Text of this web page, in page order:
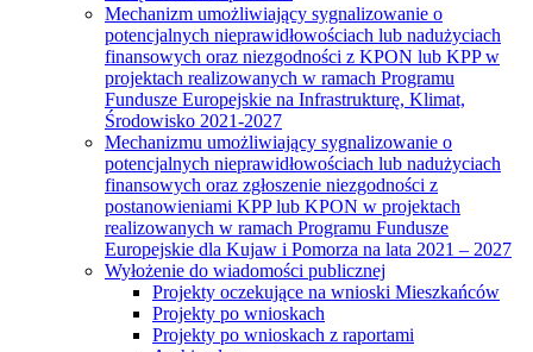
Mechanizm umożliwiający sygnalizowanie o
potencjalnych nieprawidłowościach lub nadużyciach
finansowych oraz niezgodności z KPON lub KPP w
projektach realizowanych w ramach Programu
Fundusze Europejskie na Infrastrukturę, Klimat,
Środowisko 2021-2027
Mechanizmu umożliwiający sygnalizowanie o
potencjalnych nieprawidłowościach lub nadużyciach
finansowych oraz zgłoszenie niezgodności z
postanowieniami KPP lub KPON w projektach
realizowanych w ramach Programu Fundusze
Europejskie dla Kujaw i Pomorza na lata 2021 – 2027
Wyłożenie do wiadomości publicznej
Projekty oczekujące na wnioski Mieszkańców
Projekty po wnioskach
Projekty po wnioskach z raportami